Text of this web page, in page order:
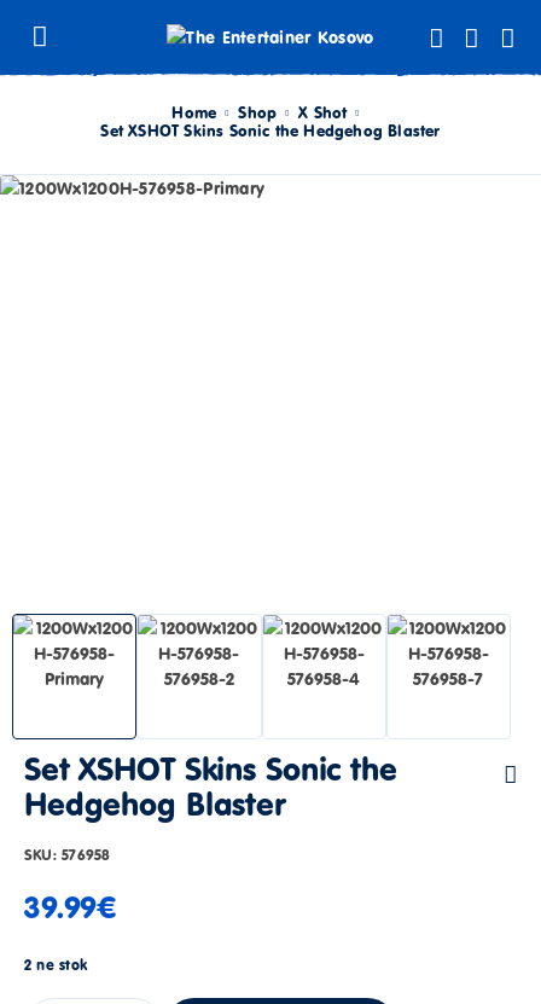
Home Shop
X Shot
Set XSHOT Skins Sonic the Hedgehog Blaster
Set XSHOT Skins Sonic the
Hedgehog Blaster
SKU:576958
39.99€
2 ne stok